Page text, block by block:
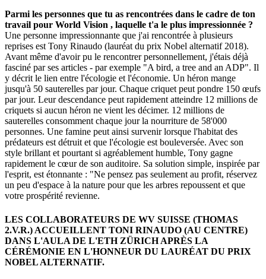
Parmi les personnes que tu as rencontrées dans le cadre de ton
travail pour World Vision , laquelle t'a le plus impressionnée ?
Une personne impressionnante que j'ai rencontrée à plusieurs
reprises est Tony Rinaudo (lauréat du prix Nobel alternatif 2018).
Avant même d'avoir pu le rencontrer personnellement, j'étais déjà
fasciné par ses articles - par exemple "A bird, a tree and an ADP". Il
y décrit le lien entre l'écologie et l'économie. Un héron mange
jusqu'à 50 sauterelles par jour. Chaque criquet peut pondre 150 œufs
par jour. Leur descendance peut rapidement atteindre 12 millions de
criquets si aucun héron ne vient les décimer. 12 millions de
sauterelles consomment chaque jour la nourriture de 58'000
personnes. Une famine peut ainsi survenir lorsque l'habitat des
prédateurs est détruit et que l'écologie est bouleversée. Avec son
style brillant et pourtant si agréablement humble, Tony gagne
rapidement le cœur de son auditoire. Sa solution simple, inspirée par
l'esprit, est étonnante : "Ne pensez pas seulement au profit, réservez
un peu d'espace à la nature pour que les arbres repoussent et que
votre prospérité revienne.
LES COLLABORATEURS DE WV SUISSE (THOMAS
2.V.R.) ACCUEILLENT TONI RINAUDO (AU CENTRE)
DANS L'AULA DE L'ETH ZÜRICH APRÈS LA
CÉRÉMONIE EN L'HONNEUR DU LAURÉAT DU PRIX
NOBEL ALTERNATIF.